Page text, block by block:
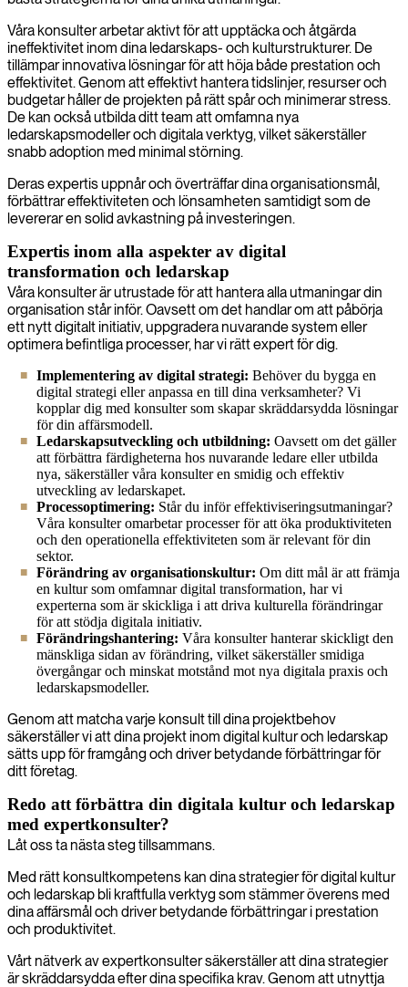
Våra konsulter arbetar aktivt för att upptäcka och åtgärda
ineffektivitet inom dina ledarskaps- och kulturstrukturer. De
tillämpar innovativa lösningar för att höja både prestation och
effektivitet. Genom att effektivt hantera tidslinjer, resurser och
budgetar håller de projekten på rätt spår och minimerar stress.
De kan också utbilda ditt team att omfamna nya
ledarskapsmodeller och digitala verktyg, vilket säkerställer
snabb adoption med minimal störning.
Deras expertis uppnår och överträffar dina organisationsmål,
förbättrar effektiviteten och lönsamheten samtidigt som de
levererar en solid avkastning på investeringen.
Expertis inom alla aspekter av digital
transformation och ledarskap
Våra konsulter är utrustade för att hantera alla utmaningar din
organisation står inför. Oavsett om det handlar om att påbörja
ett nytt digitalt initiativ, uppgradera nuvarande system eller
optimera befintliga processer, har vi rätt expert för dig.
Implementering av digital strategi: Behöver du bygga en
digital strategi eller anpassa en till dina verksamheter? Vi
kopplar dig med konsulter som skapar skräddarsydda lösningar
för din affärsmodell.
Ledarskapsutveckling och utbildning: Oavsett om det gäller
att förbättra färdigheterna hos nuvarande ledare eller utbilda
nya, säkerställer våra konsulter en smidig och effektiv
utveckling av ledarskapet.
Processoptimering: Står du inför effektiviseringsutmaningar?
Våra konsulter omarbetar processer för att öka produktiviteten
och den operationella effektiviteten som är relevant för din
sektor.
Förändring av organisationskultur: Om ditt mål är att främja
en kultur som omfamnar digital transformation, har vi
experterna som är skickliga i att driva kulturella förändringar
för att stödja digitala initiativ.
Förändringshantering: Våra konsulter hanterar skickligt den
mänskliga sidan av förändring, vilket säkerställer smidiga
övergångar och minskat motstånd mot nya digitala praxis och
ledarskapsmodeller.
Genom att matcha varje konsult till dina projektbehov
säkerställer vi att dina projekt inom digital kultur och ledarskap
sätts upp för framgång och driver betydande förbättringar för
ditt företag.
Redo att förbättra din digitala kultur och ledarskap
med expertkonsulter?
Låt oss ta nästa steg tillsammans.
Med rätt konsultkompetens kan dina strategier för digital kultur
och ledarskap bli kraftfulla verktyg som stämmer överens med
dina affärsmål och driver betydande förbättringar i prestation
och produktivitet.
Vårt nätverk av expertkonsulter säkerställer att dina strategier
är skräddarsydda efter dina specifika krav. Genom att utnyttja